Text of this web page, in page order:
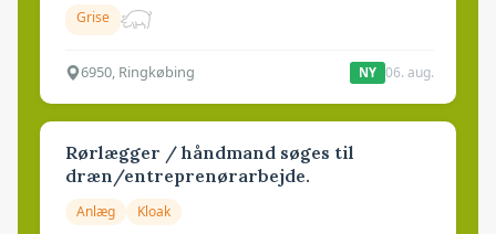
Grise
6950, Ringkøbing NY 06. aug.
Rørlægger / håndmand søges til
dræn/entreprenørarbejde.
Anlæg Kloak